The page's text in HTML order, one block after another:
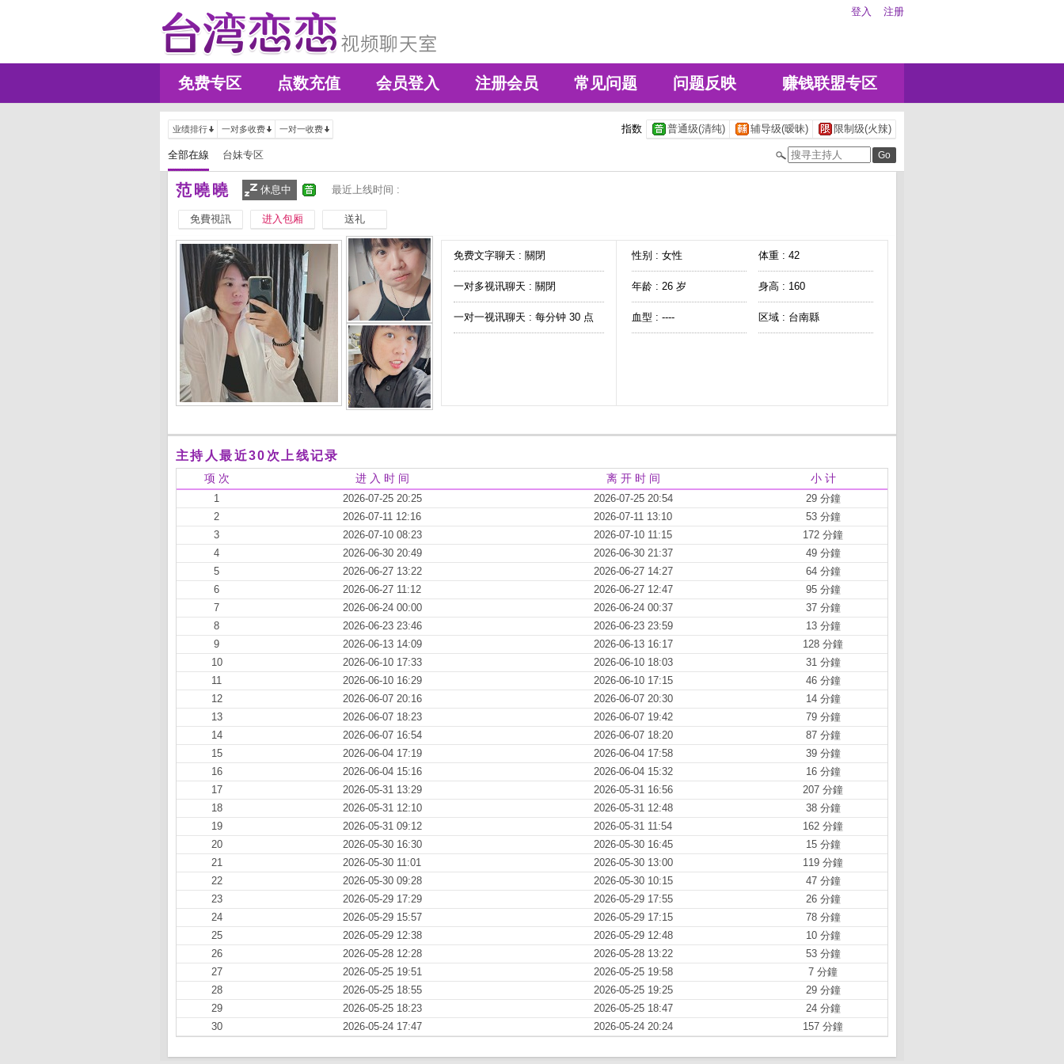
登入 注册
免费专区 点数充值 会员登入 注册会员 常见问题 问题反映 赚钱联盟专区
业绩排行 一对多收费 一对一收费 指数 普通级(清纯) 辅导级(暧昧) 限制级(火辣)
全部在線 台妹专区
范曉曉 休息中 最近上线时间 :
免費視訊 进入包厢 送礼
免费文字聊天 : 關閉
一对多视讯聊天 : 關閉
一对一视讯聊天 : 每分钟 30 点
性别 : 女性 体重 : 42
年龄 : 26 岁 身高 : 160
血型 : ---- 区域 : 台南縣
主持人最近30次上线记录
项 次 进 入 时 间 离 开 时 间 小 计
1 2026-07-25 20:25 2026-07-25 20:54
29 分鐘
2
2026-07-11 12:16 2026-07-11 13:10
53 分鐘
3
2026-07-10 08:23 2026-07-10 11:15
172 分鐘
4
2026-06-30 20:49 2026-06-30 21:37
49 分鐘
5
2026-06-27 13:22 2026-06-27 14:27
64 分鐘
6
2026-06-27 11:12 2026-06-27 12:47
95 分鐘
7
2026-06-24 00:00 2026-06-24 00:37
37 分鐘
8
2026-06-23 23:46 2026-06-23 23:59
13 分鐘
9
2026-06-13 14:09 2026-06-13 16:17
128 分鐘
10
2026-06-10 17:33 2026-06-10 18:03
31 分鐘
11
2026-06-10 16:29 2026-06-10 17:15
46 分鐘
12
2026-06-07 20:16 2026-06-07 20:30
14 分鐘
13
2026-06-07 18:23 2026-06-07 19:42
79 分鐘
14
2026-06-07 16:54 2026-06-07 18:20
87 分鐘
15
2026-06-04 17:19 2026-06-04 17:58
39 分鐘
16
2026-06-04 15:16 2026-06-04 15:32
16 分鐘
17
2026-05-31 13:29 2026-05-31 16:56
207 分鐘
18
2026-05-31 12:10 2026-05-31 12:48
38 分鐘
19
2026-05-31 09:12 2026-05-31 11:54
162 分鐘
20
2026-05-30 16:30 2026-05-30 16:45
15 分鐘
21
2026-05-30 11:01 2026-05-30 13:00
119 分鐘
22
2026-05-30 09:28 2026-05-30 10:15
47 分鐘
23
2026-05-29 17:29 2026-05-29 17:55
26 分鐘
24
2026-05-29 15:57 2026-05-29 17:15
78 分鐘
25
2026-05-29 12:38 2026-05-29 12:48
10 分鐘
26
2026-05-28 12:28 2026-05-28 13:22
53 分鐘
27
2026-05-25 19:51 2026-05-25 19:58
7 分鐘
28
2026-05-25 18:55 2026-05-25 19:25
29 分鐘
29
2026-05-25 18:23 2026-05-25 18:47
24 分鐘
30
2026-05-24 17:47 2026-05-24 20:24 157 分鐘